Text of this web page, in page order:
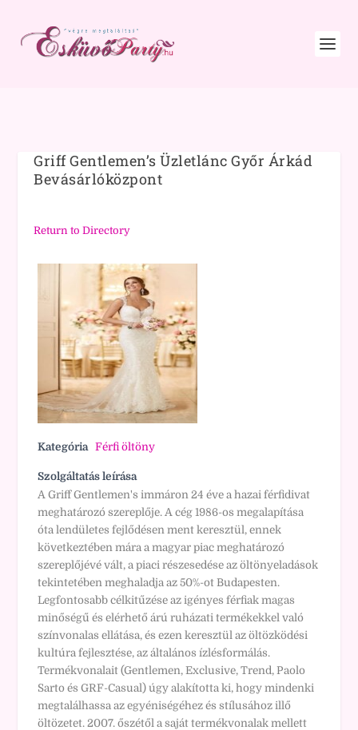
Griff Gentlemen’s Üzletlánc Győr Árkád
Bevásárlóközpont
Return to Directory
Kategória Férfi öltöny
Szolgáltatás leírása
A Griff Gentlemen's immáron 24 éve a hazai férfidivat
meghatározó szereplője. A cég 1986-os megalapítása
óta lendületes fejlődésen ment keresztül, ennek
következtében mára a magyar piac meghatározó
szereplőjévé vált, a piaci részesedése az öltönyeladások
tekintetében meghaladja az 50%-ot Budapesten.
Legfontosabb célkitűzése az igényes férfiak magas
minőségű és elérhető árú ruházati termékekkel való
színvonalas ellátása, és ezen keresztül az öltözködési
kultúra fejlesztése, az általános ízlésformálás.
Termékvonalait (Gentlemen, Exclusive, Trend, Paolo
Sarto és GRF-Casual) úgy alakította ki, hogy mindenki
megtalálhassa az egyéniségéhez és stílusához illő
öltözetet. 2007. őszétől a saját termékvonalak mellett